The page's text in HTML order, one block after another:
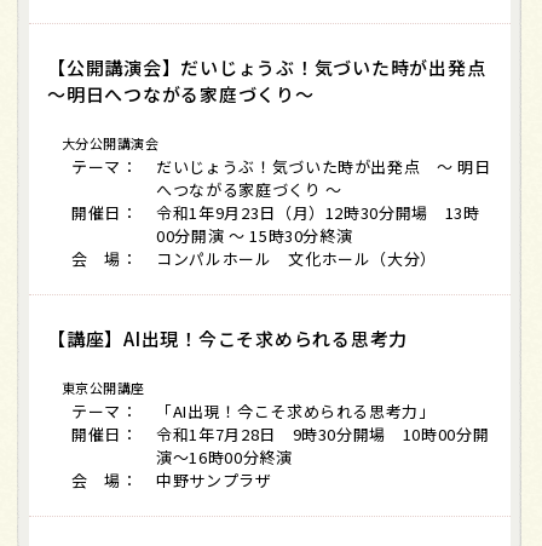
【公開講演会】だいじょうぶ！気づいた時が出発点
～明日へつながる家庭づくり～
大分公開講演会
テーマ：
だいじょうぶ！気づいた時が出発点 ～ 明日
へつながる家庭づくり ～
開催日：
令和1年9月23日（月）12時30分開場 13時
00分開演 ～ 15時30分終演
会 場：
コンパルホール 文化ホール（大分）
【講座】AI出現！今こそ求められる思考力
東京公開講座
テーマ：
「AI出現！今こそ求められる思考力」
開催日：
令和1年7月28日 9時30分開場 10時00分開
演～16時00分終演
会 場：
中野サンプラザ